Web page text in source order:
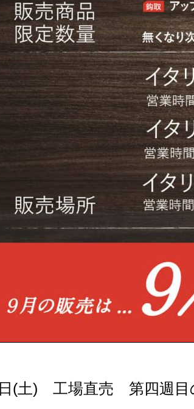
(土) 工場直売 第四週目